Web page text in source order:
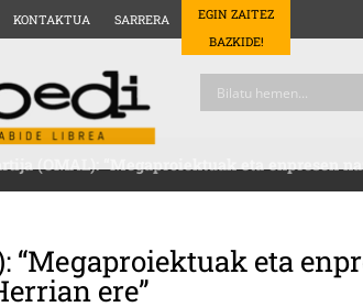
KONTAKTUA SARRERA
EGIN ZAITEZ
BAZKIDE!
(OMAL): “Megaproiektuak eta enpresen
“Megaproiektuak eta
ere”